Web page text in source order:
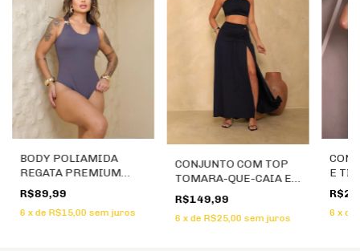
BODY POLIAMIDA
REGATA PREMIUM
COM DETALHE EM
METAL
R$89,99
6 x de R$15,00 sem juros
CONJUNTO COM TOP
TOMARA-QUE-CAIA E
SAIA LONGA COM
FENDA
R$149,99
6 x de R$25,00 sem juros
E
6 x de